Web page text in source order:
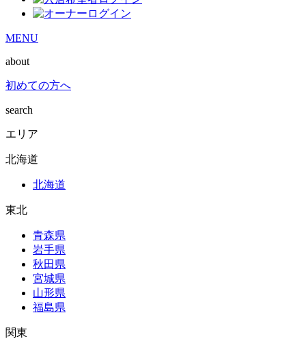
MENU
about
初めての方へ
search
エリア
北海道
北海道
東北
青森県
岩手県
秋田県
宮城県
山形県
福島県
関東